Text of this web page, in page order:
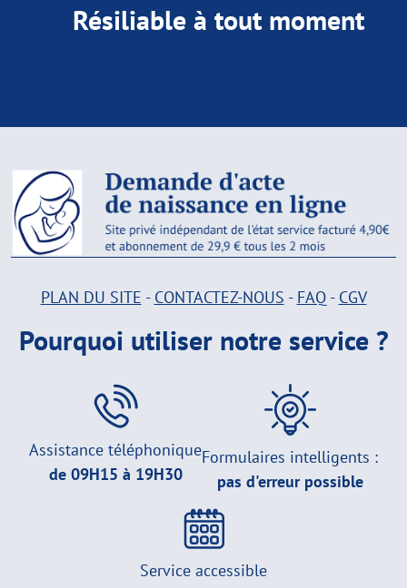
Résiliable à tout moment
PLAN DU SITE - CONTACTEZ-NOUS - FAQ- CGV
Pourquoi utiliser notre service ?
Assistance téléphonique
de 09H15 à 19H30
Formulaires intelligents :
pas d'erreur possible
Service accessible